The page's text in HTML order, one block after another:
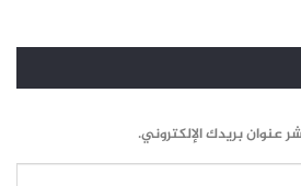
عنوان بريدك الإلكتروني.